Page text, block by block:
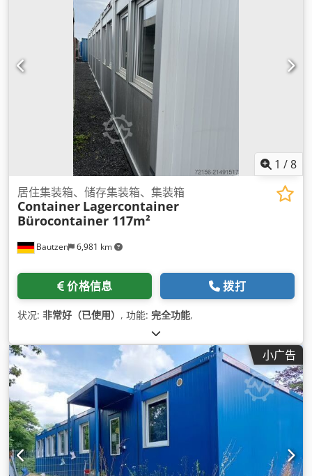
1 /8
Bautzen 6,981 km
居住集装箱、储存集装箱、集装箱
Container Lagercontainer
Bürocontainer 117m²
价格信息 拨打
状况: 非常好（已使用） , 功能: 完全功能,
小广告